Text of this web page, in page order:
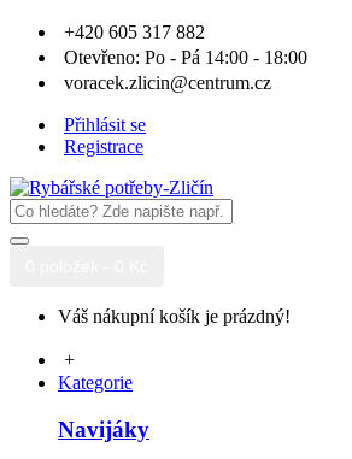
+420 605 317 882
Otevřeno: Po - Pá 14:00 - 18:00
voracek.zlicin@centrum.cz
Přihlásit se
Registrace
Váš nákupní košík je prázdný!
+
Kategorie
Navijáky